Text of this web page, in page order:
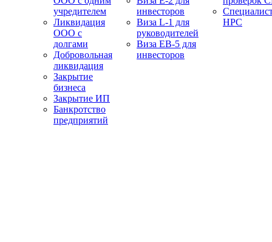
учредителем
Ликвидация
ООО с
долгами
Добровольная
ликвидация
Закрытие
бизнеса
Закрытие ИП
Банкротство
предприятий
инвесторов
Виза L-1 для
руководителей
Виза EB-5 для
инвесторов
НРС